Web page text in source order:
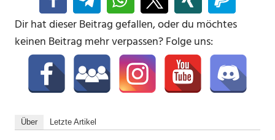
Dir hat dieser Beitrag gefallen, oder du möchtes
keinen Beitrag mehr verpassen? Folge uns:
Über Letzte Artikel